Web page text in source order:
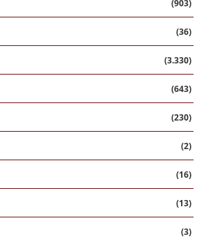
(903)
(36)
(3.330)
(643)
(230)
(2)
(16)
(13)
(3)